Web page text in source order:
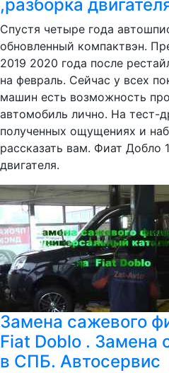
,разборка
Спустя четыре года
обновленный компактвэн.
2019 2020 года после
на февраль. Сейчас у всех
машин есть возможность
автомобиль лично. На тест-
полученных ощущениях и
рассказать вам. Фиат Добло
двигателя.
Замена сажевого
Fiat Doblo . Замена
в СПБ. Автосервис